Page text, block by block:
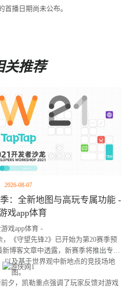
播日期尚未公布。
关推荐
2026-08-07
：全新地图与高玩专属功能 -
戏app体育
游戏app体育 -
《守望先锋2》已开始为第20赛季预
博客文章中透露，新赛季将推出专为
以及基于世界观中新地点的竞技场地
图。
，凯勒重点强调了玩家反馈对游戏